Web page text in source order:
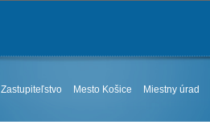
Zastupiteľstvo Mesto Košice Miestny úrad